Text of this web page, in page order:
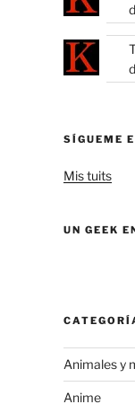
SÍGUEME
Mis tuits
UN GEEK
Animales y
Anime